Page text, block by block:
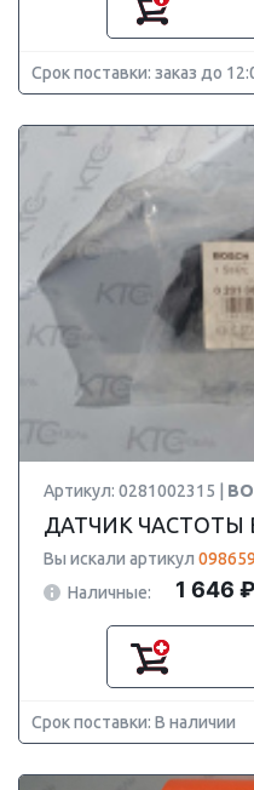
Срок поставки: заказ до
Артикул: 0281002315 |
ДАТЧИК ЧАСТОТЫ
Вы искали артикул
Наличные:
1 646 ₽
Срок поставки: В наличии